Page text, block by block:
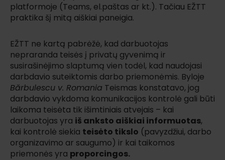
platformoje (Teams, el.paštas ar kt.). Tačiau EŽTT
praktika šį mitą aiškiai paneigia.
EŽTT ne kartą pabrėžė, kad darbuotojas
nepraranda teisės į privatų gyvenimą ir
susirašinėjimo slaptumą vien todėl, kad naudojasi
darbdavio suteiktomis darbo priemonėmis. Byloje
Bărbulescu v. Romania Teismas konstatavo, jog
darbdavio vykdoma komunikacijos kontrolė gali būti
laikoma teisėta tik išimtiniais atvejais – kai
darbuotojas yra iš anksto aiškiai informuotas,
kai kontrolė siekia teisėto tikslo (pavyzdžiui, darbo
organizavimo ar saugumo) ir kai taikomos
priemonės yra proporcingos.